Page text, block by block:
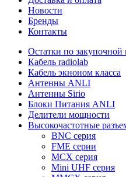
Новости
Бренды
Контакты
Остатки по закупочной
Кабель radiolab
Кабель экноном класса
Антенны ANLI
Антенны Sirio
Блоки Питания ANLI
Делители мощности
Высокочастотные
BNC серия
FME серии
MCX серия
Mini UHF серия